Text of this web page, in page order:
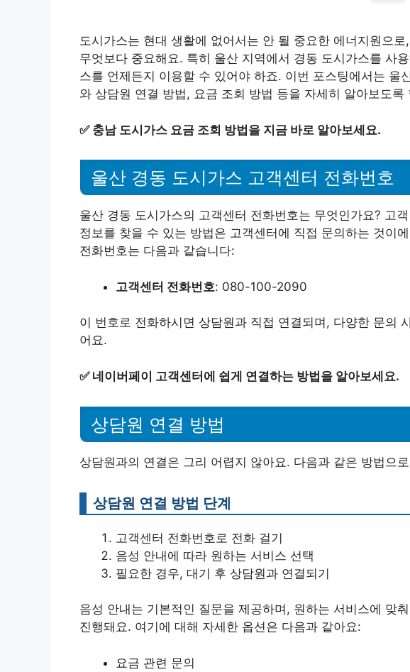
도시가스는 현대 생활에 없어서는 안 될 중요한 에너지원으
무엇보다 중요해요. 특히 울산 지역에서 경동 도시가스를 사
스를 언제든지 이용할 수 있어야 하죠. 이번 포스팅에서는 울
와 상담원 연결 방법, 요금 조회 방법 등을 자세히 알아보도록
✅ 충남 도시가스 요금 조회 방법을 지금 바로 알아보세요.
울산 경동 도시가스 고객센터 전화번호
울산 경동 도시가스의 고객센터 전화번호는 무엇인가요? 고
정보를 찾을 수 있는 방법은 고객센터에 직접 문의하는 것이
전화번호는 다음과 같습니다:
고객센터 전화번호: 080-100-2090
이 번호로 전화하시면 상담원과 직접 연결되며, 다양한 문의
어요.
✅ 네이버페이 고객센터에 쉽게 연결하는 방법을 알아보세요.
상담원 연결 방법
상담원과의 연결은 그리 어렵지 않아요. 다음과 같은 방법으
상담원 연결 방법 단계
고객센터 전화번호로 전화 걸기
음성 안내에 따라 원하는 서비스 선택
필요한 경우, 대기 후 상담원과 연결되기
음성 안내는 기본적인 질문을 제공하며, 원하는 서비스에 맞
진행돼요. 여기에 대해 자세한 옵션은 다음과 같아요:
요금 관련 문의